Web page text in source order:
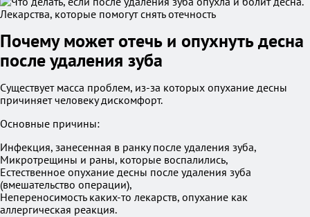
Почему может отечь и опухнуть десна
после удаления зуба
Существует масса проблем, из-за которых опухание десны
причиняет человеку дискомфорт.
Основные причины:
Инфекция, занесенная в ранку после удаления зуба,
Микротрещины и раны, которые воспалились,
Естественное опухание десны после удаления зуба
(вмешательство операции),
Непереносимость каких-то лекарств, опухание как
аллергическая реакция.